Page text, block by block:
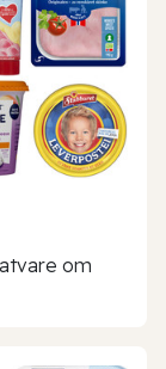
om